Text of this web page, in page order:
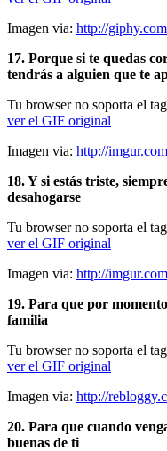
Imagen via: http://giphy.com
17. Porque si te quedas
tendrás a alguien que te
Tu browser no soporta el
ver el GIF original
Imagen via: http://imgur.com
18. Y si estás triste,
desahogarse
Tu browser no soporta el
ver el GIF original
Imagen via: http://imgur.com
19. Para que por
familia
Tu browser no soporta el
ver el GIF original
Imagen via: http://
20. Para que cuando
buenas de ti